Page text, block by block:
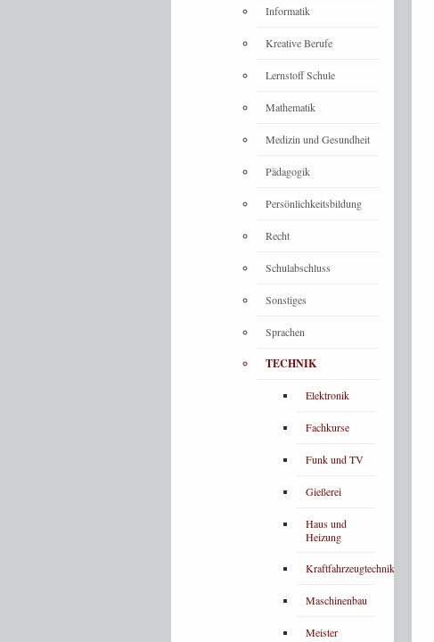
Informatik
Kreative Berufe
Lernstoff Schule
Mathematik
Medizin und Gesundheit
Pädagogik
Persönlichkeitsbildung
Recht
Schulabschluss
Sonstiges
Sprachen
TECHNIK
Elektronik
Fachkurse
Funk und TV
Gießerei
Haus und
Heizung
Kraftfahrzeugtechnik
Maschinenbau
Meister